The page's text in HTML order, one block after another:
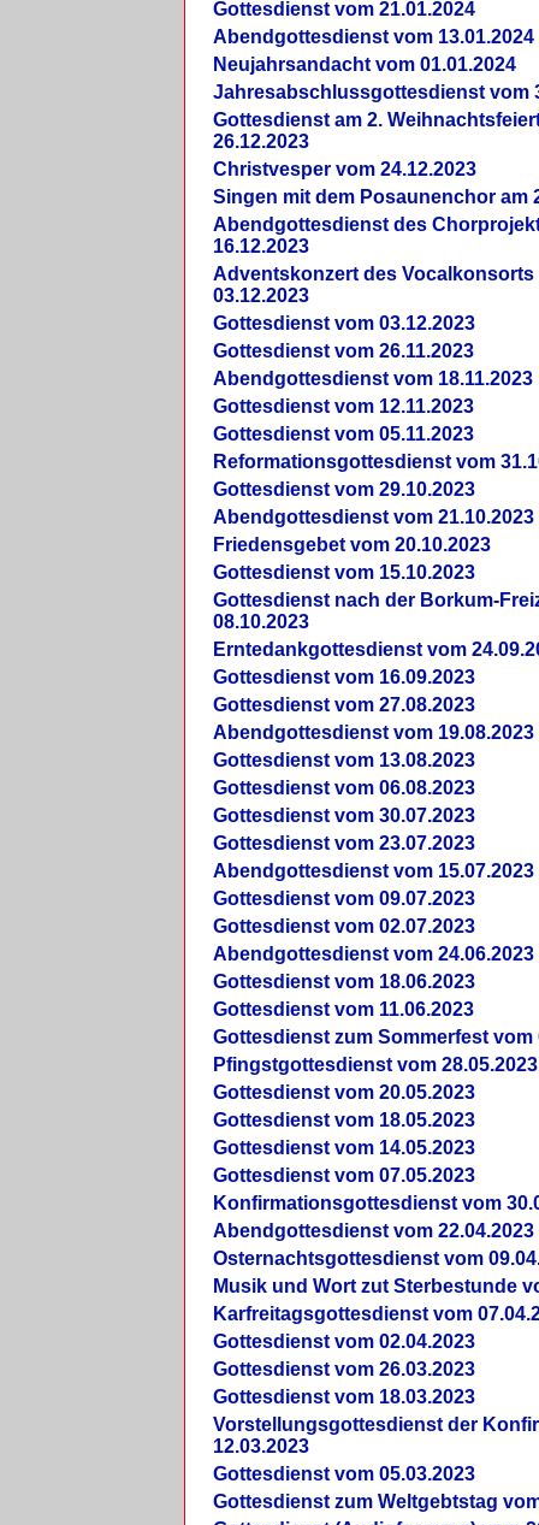
Gottesdienst vom 21.01.2024
Abendgottesdienst vom 13.01.2024
Neujahrsandacht vom 01.01.2024
Jahresabschlussgottesdienst vom
Gottesdienst am 2.
26.12.2023
Christvesper vom 24.12.2023
Singen mit dem Posaunenchor am
Abendgottesdienst des
16.12.2023
Adventskonzert des Vocalkonsorts
03.12.2023
Gottesdienst vom 03.12.2023
Gottesdienst vom 26.11.2023
Abendgottesdienst vom 18.11.2023
Gottesdienst vom 12.11.2023
Gottesdienst vom 05.11.2023
Reformationsgottesdienst vom
Gottesdienst vom 29.10.2023
Abendgottesdienst vom 21.10.2023
Friedensgebet vom 20.10.2023
Gottesdienst vom 15.10.2023
Gottesdienst nach der Borkum-
08.10.2023
Erntedankgottesdienst vom
Gottesdienst vom 16.09.2023
Gottesdienst vom 27.08.2023
Abendgottesdienst vom 19.08.2023
Gottesdienst vom 13.08.2023
Gottesdienst vom 06.08.2023
Gottesdienst vom 30.07.2023
Gottesdienst vom 23.07.2023
Abendgottesdienst vom 15.07.2023
Gottesdienst vom 09.07.2023
Gottesdienst vom 02.07.2023
Abendgottesdienst vom 24.06.2023
Gottesdienst vom 18.06.2023
Gottesdienst vom 11.06.2023
Gottesdienst zum Sommerfest vom
Pfingstgottesdienst vom 28.05.2023
Gottesdienst vom 20.05.2023
Gottesdienst vom 18.05.2023
Gottesdienst vom 14.05.2023
Gottesdienst vom 07.05.2023
Konfirmationsgottesdienst vom
Abendgottesdienst vom 22.04.2023
Osternachtsgottesdienst vom
Musik und Wort zut Sterbestunde
Karfreitagsgottesdienst vom
Gottesdienst vom 02.04.2023
Gottesdienst vom 26.03.2023
Gottesdienst vom 18.03.2023
Vorstellungsgottesdienst der
12.03.2023
Gottesdienst vom 05.03.2023
Gottesdienst zum Weltgebtstag